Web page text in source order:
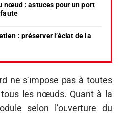
nœud : astuces pour un port
: préserver l’éclat de la
ne s’impose pas à toutes
les nœuds. Quant à la
selon l’ouverture du